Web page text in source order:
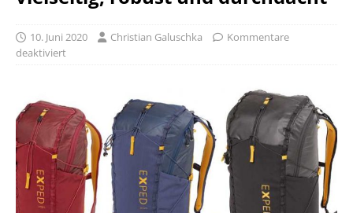
10. Juni 2020 Christian Galuschka
Kommentare
deaktiviert